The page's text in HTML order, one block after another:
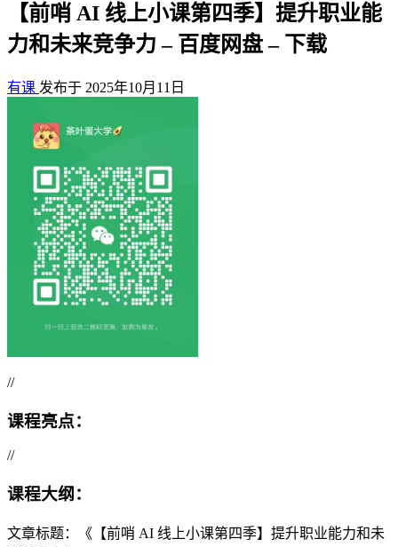
【前哨 AI 线上小课第四季】提升职业能
力和未来竞争力 – 百度网盘 – 下载
有课 发布于 2025年10月11日
//
课程亮点：
//
课程大纲：
文章标题：《【前哨 AI 线上小课第四季】提升职业能力和未